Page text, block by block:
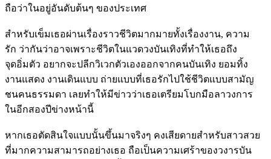
ถือว่าในอยู่อันดับต้นๆ ของประเทศ
สำหรับเข็มเธอผ่านเรื่องราวชีวิตมากมายทั้งเรื่องงาน, ความ
รัก ว่ากันว่าอาจเพราะชีวิตในแวดวงบันเทิงที่ทำให้เธอถึง
จุดอิ่มตัว อยากจะปลีกวิเวกตัวเองออกจากคนบันเทิง ยอมทิ้ง
งานแสดง งานเดินแบบ ถ่ายแบบที่เธอรักไปใช้ชีวิตแบบสามัญ
ชนคนธรรมดา เลยทำให้มีข่าวว่าเธอเตรียมโบกมือลาวงการ
ในอีกสองปีข่างหน้านี้
หากเธอตัดสินใจแบบนั้นขึ้นมาจริงๆ คงเสียดายสำหรับสาวสวย
ที่มากความสามารถอย่างเธอ ถือเป็นความเศร้าของวงารบัน